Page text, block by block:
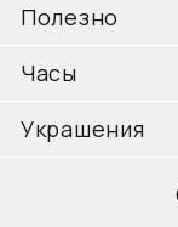
Полезно
Часы
Украшения